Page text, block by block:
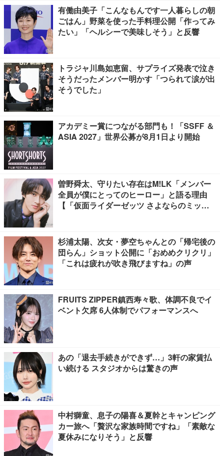
有働由美子「こんなもんです一人暮らしの朝
ごはん」野菜を使った手料理公開「作ってみ
たい」「ヘルシーで美味しそう」と反響
トラジャ川島如恵留、サプライズ発表で泣き
そうだったメンバー明かす「つられて涙が出
そうでした」
アカデミー賞につながる部門も！「SSFF ＆
ASIA 2027」世界公募が8月1日より開始
曽野舜太、守りたい存在はM!LK「メンバー
全員が僕にとってのヒーロー」と語る理由
【「仮面ライダーゼッツ さよならのミッシ
杉浦太陽、次女・夢空ちゃんとの「帰宅後の
団らん」ショット公開に「おめめクリクリ」
「これは疲れが吹き飛びますね」の声
FRUITS ZIPPER鎮西寿々歌、体調不良でイ
ベント欠席 6人体制でパフォーマンスへ
あの「退去手続きができず…」3軒の家賃払
い続ける スタジオからは驚きの声
中村獅童、息子の陽喜＆夏幹とキャンピング
カー旅へ「贅沢な家族時間ですね」「素敵な
夏休みになりそう」と反響